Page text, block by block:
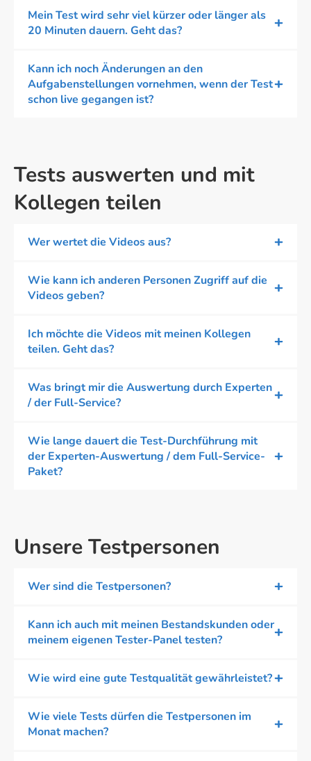
Mein Test wird sehr viel kürzer oder länger als
20 Minuten dauern. Geht das?
Kann ich noch Änderungen an den
Aufgabenstellungen vornehmen, wenn der Test
schon live gegangen ist?
Tests auswerten und mit
Kollegen teilen
Wer wertet die Videos aus?
Wie kann ich anderen Personen Zugriff auf die
Videos geben?
Ich möchte die Videos mit meinen Kollegen
teilen. Geht das?
Was bringt mir die Auswertung durch Experten
/ der Full-Service?
Wie lange dauert die Test-Durchführung mit
der Experten-Auswertung / dem Full-Service-
Paket?
Unsere Testpersonen
Wer sind die Testpersonen?
Kann ich auch mit meinen Bestandskunden oder
meinem eigenen Tester-Panel testen?
Wie wird eine gute Testqualität gewährleistet?
Wie viele Tests dürfen die Testpersonen im
Monat machen?